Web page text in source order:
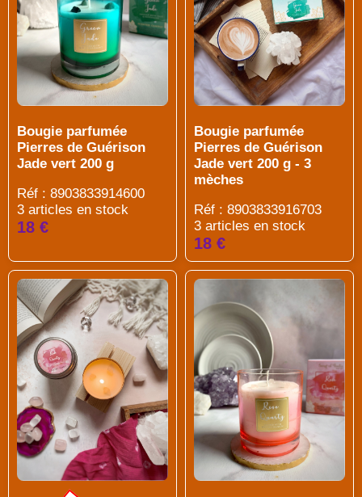
Bougie parfumée
Pierres de Guérison
Jade vert 200 g
Réf : 8903833914600
3 articles en stock
18 €
Bougie parfumée
Pierres de Guérison
Jade vert 200 g - 3
mèches
Réf : 8903833916703
3 articles en stock
18 €